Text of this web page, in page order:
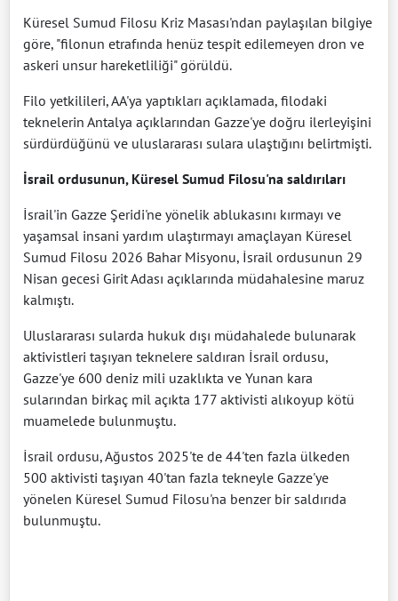
Küresel Sumud Filosu Kriz Masası'ndan paylaşılan bilgiye
göre, "filonun etrafında henüz tespit edilemeyen dron ve
askeri unsur hareketliliği" görüldü.
Filo yetkilileri, AA'ya yaptıkları açıklamada, filodaki
teknelerin Antalya açıklarından Gazze'ye doğru ilerleyişini
sürdürdüğünü ve uluslararası sulara ulaştığını belirtmişti.
İsrail ordusunun, Küresel Sumud Filosu'na saldırıları
İsrail'in Gazze Şeridi'ne yönelik ablukasını kırmayı ve
yaşamsal insani yardım ulaştırmayı amaçlayan Küresel
Sumud Filosu 2026 Bahar Misyonu, İsrail ordusunun 29
Nisan gecesi Girit Adası açıklarında müdahalesine maruz
kalmıştı.
Uluslararası sularda hukuk dışı müdahalede bulunarak
aktivistleri taşıyan teknelere saldıran İsrail ordusu,
Gazze'ye 600 deniz mili uzaklıkta ve Yunan kara
sularından birkaç mil açıkta 177 aktivisti alıkoyup kötü
muamelede bulunmuştu.
İsrail ordusu, Ağustos 2025'te de 44'ten fazla ülkeden
500 aktivisti taşıyan 40'tan fazla tekneyle Gazze'ye
yönelen Küresel Sumud Filosu'na benzer bir saldırıda
bulunmuştu.